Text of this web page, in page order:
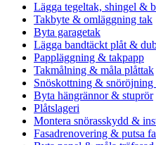
Lägga tegeltak, shingel &
Takbyte & omläggning tak
Byta garagetak
Lägga bandtäckt plåt &
Pappläggning & takpapp
Takmålning & måla plåttak
Snöskottning & snöröjning
Byta hängrännor & stuprör
Plåtslageri
Montera snörasskydd &
Fasadrenovering & putsa